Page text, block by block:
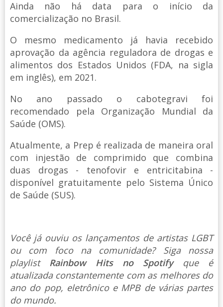
Ainda não há data para o início da
comercialização no Brasil.
O mesmo medicamento já havia recebido
aprovação da agência reguladora de drogas e
alimentos dos Estados Unidos (FDA, na sigla
em inglês), em 2021.
No ano passado o cabotegravi foi
recomendado pela Organização Mundial da
Saúde (OMS).
Atualmente, a Prep é realizada de maneira oral
com injestão de comprimido que combina
duas drogas - tenofovir e entricitabina -
disponível gratuitamente pelo Sistema Único
de Saúde (SUS).
Você já ouviu os lançamentos de artistas LGBT
ou com foco na comunidade? Siga nossa
playlist Rainbow Hits no Spotify que é
atualizada constantemente com as melhores do
ano do pop, eletrônico e MPB de várias partes
do mundo.